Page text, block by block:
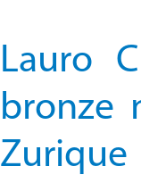
Lauro
bronze
Zurique